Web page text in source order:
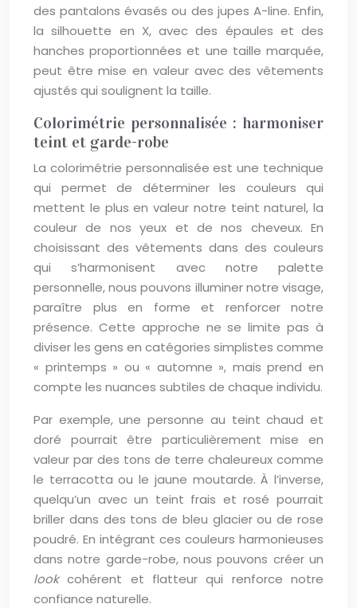
des pantalons évasés ou des jupes A-line. Enfin,
la silhouette en X, avec des épaules et des
hanches proportionnées et une taille marquée,
peut être mise en valeur avec des vêtements
ajustés qui soulignent la taille.
Colorimétrie personnalisée : harmoniser
teint et garde-robe
La colorimétrie personnalisée est une technique
qui permet de déterminer les couleurs qui
mettent le plus en valeur notre teint naturel, la
couleur de nos yeux et de nos cheveux. En
choisissant des vêtements dans des couleurs
qui s’harmonisent avec notre palette
personnelle, nous pouvons illuminer notre visage,
paraître plus en forme et renforcer notre
présence. Cette approche ne se limite pas à
diviser les gens en catégories simplistes comme
« printemps » ou « automne », mais prend en
compte les nuances subtiles de chaque individu.
Par exemple, une personne au teint chaud et
doré pourrait être particulièrement mise en
valeur par des tons de terre chaleureux comme
le terracotta ou le jaune moutarde. À l’inverse,
quelqu’un avec un teint frais et rosé pourrait
briller dans des tons de bleu glacier ou de rose
poudré. En intégrant ces couleurs harmonieuses
dans notre garde-robe, nous pouvons créer un
lookcohérent et flatteur qui renforce notre
confiance naturelle.